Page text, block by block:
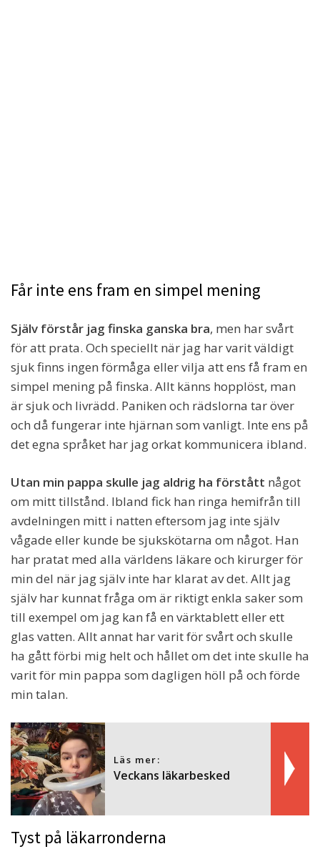
Får inte ens fram en simpel mening
Själv förstår jag finska ganska bra, men har svårt
för att prata. Och speciellt när jag har varit väldigt
sjuk finns ingen förmåga eller vilja att ens få fram en
simpel mening på finska. Allt känns hopplöst, man
är sjuk och livrädd. Paniken och rädslorna tar över
och då fungerar inte hjärnan som vanligt. Inte ens på
det egna språket har jag orkat kommunicera ibland.
Utan min pappa skulle jag aldrig ha förstått något
om mitt tillstånd. Ibland fick han ringa hemifrån till
avdelningen mitt i natten eftersom jag inte själv
vågade eller kunde be sjukskötarna om något. Han
har pratat med alla världens läkare och kirurger för
min del när jag själv inte har klarat av det. Allt jag
själv har kunnat fråga om är riktigt enkla saker som
till exempel om jag kan få en värktablett eller ett
glas vatten. Allt annat har varit för svårt och skulle
ha gått förbi mig helt och hållet om det inte skulle ha
varit för min pappa som dagligen höll på och förde
min talan.
Läs mer:
Veckans läkarbesked
Tyst på läkarronderna